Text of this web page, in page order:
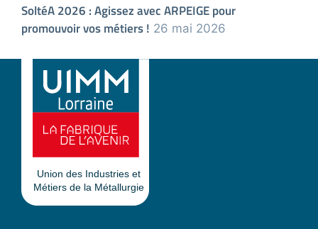
SoltéA 2026 : Agissez avec ARPEIGE pour
promouvoir vos métiers ! 26 mai 2026